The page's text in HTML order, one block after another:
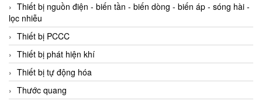
Thiết bị nguồn điện - biến tần - biến dòng - biến áp - sóng hài -
lọc nhiễu
Thiết bị PCCC
Thiết bị phát hiện khí
Thiết bị tự động hóa
Thước quang